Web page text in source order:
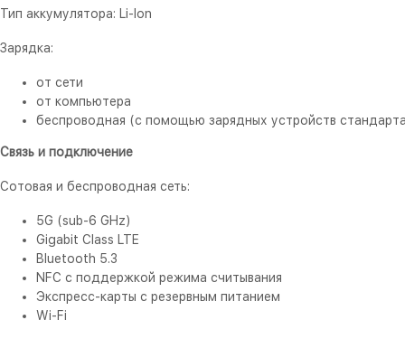
Тип аккумулятора: Li-Ion
Зарядка:
от сети
от компьютера
беспроводная (с помощью зарядных устройств
Связь и подключение
Сотовая и беспроводная сеть:
5G (sub‑6 GHz)
Gigabit Class LTE
Bluetooth 5.3
NFC с поддержкой режима считывания
Экспресс‑карты с резервным питанием
Wi-Fi